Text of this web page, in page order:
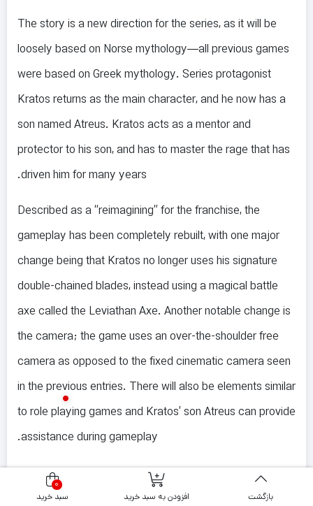
The story is a new direction for the series, as it will be
loosely based on Norse mythology—all previous games
were based on Greek mythology. Series protagonist
Kratos returns as the main character, and he now has a
son named Atreus. Kratos acts as a mentor and
protector to his son, and has to master the rage that has
driven him for many years.
Described as a “reimagining” for the franchise, the
gameplay has been completely rebuilt, with one major
change being that Kratos no longer uses his signature
double-chained blades, instead using a magical battle
axe called the Leviathan Axe. Another notable change is
the camera; the game uses an over-the-shoulder free
camera as opposed to the fixed cinematic camera seen
in the previous entries. There will also be elements similar
to role playing games and Kratos’ son Atreus can provide
assistance during gameplay.
A short text-based game calledGod of War: A Call from
the Wilds was released on February 1, 2018 through
بازگشت افزودن به سبد خرید
0
سبد خرید